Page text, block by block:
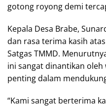
gotong royong demi
Kepala Desa Brabe,
dan rasa terima kasih
Satgas TMMD.
ini sangat dinantikan
penting dalam
“Kami sangat berterima